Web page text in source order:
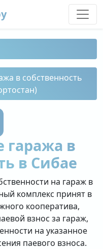
в собственность
в
в Сибае
на гараж в
комплекс принят в
кооператива,
взнос за гараж,
на указанное
паевого взноса.